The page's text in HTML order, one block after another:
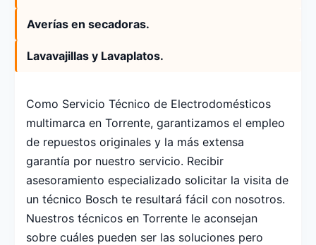
Averías en secadoras.
Lavavajillas y Lavaplatos.
Como Servicio Técnico de Electrodomésticos
multimarca en Torrente, garantizamos el empleo
de repuestos originales y la más extensa
garantía por nuestro servicio. Recibir
asesoramiento especializado solicitar la visita de
un técnico Bosch te resultará fácil con nosotros.
Nuestros técnicos en Torrente le aconsejan
sobre cuáles pueden ser las soluciones pero